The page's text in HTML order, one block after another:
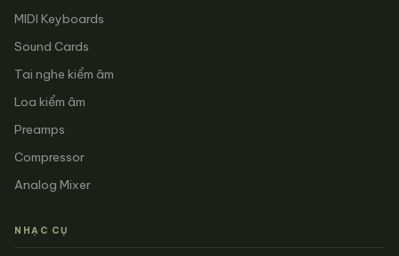
MIDI Keyboards
Sound Cards
Tai nghe kiểm âm
Loa kiểm âm
Preamps
Compressor
Analog Mixer
NHẠC CỤ